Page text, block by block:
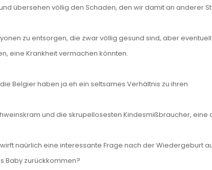
übersehen völlig den Schaden, den wir damit an anderer
zu entsorgen, die zwar völlig gesund sind, aber
eine Krankheit vermachen könnten.
Belgier haben ja eh ein seltsames Verhältnis zu ihren
und die skrupellosesten Kindesmißbraucher, eine
naürlich eine interessante Frage nach der Wiedergeburt
Baby zurückkommen?